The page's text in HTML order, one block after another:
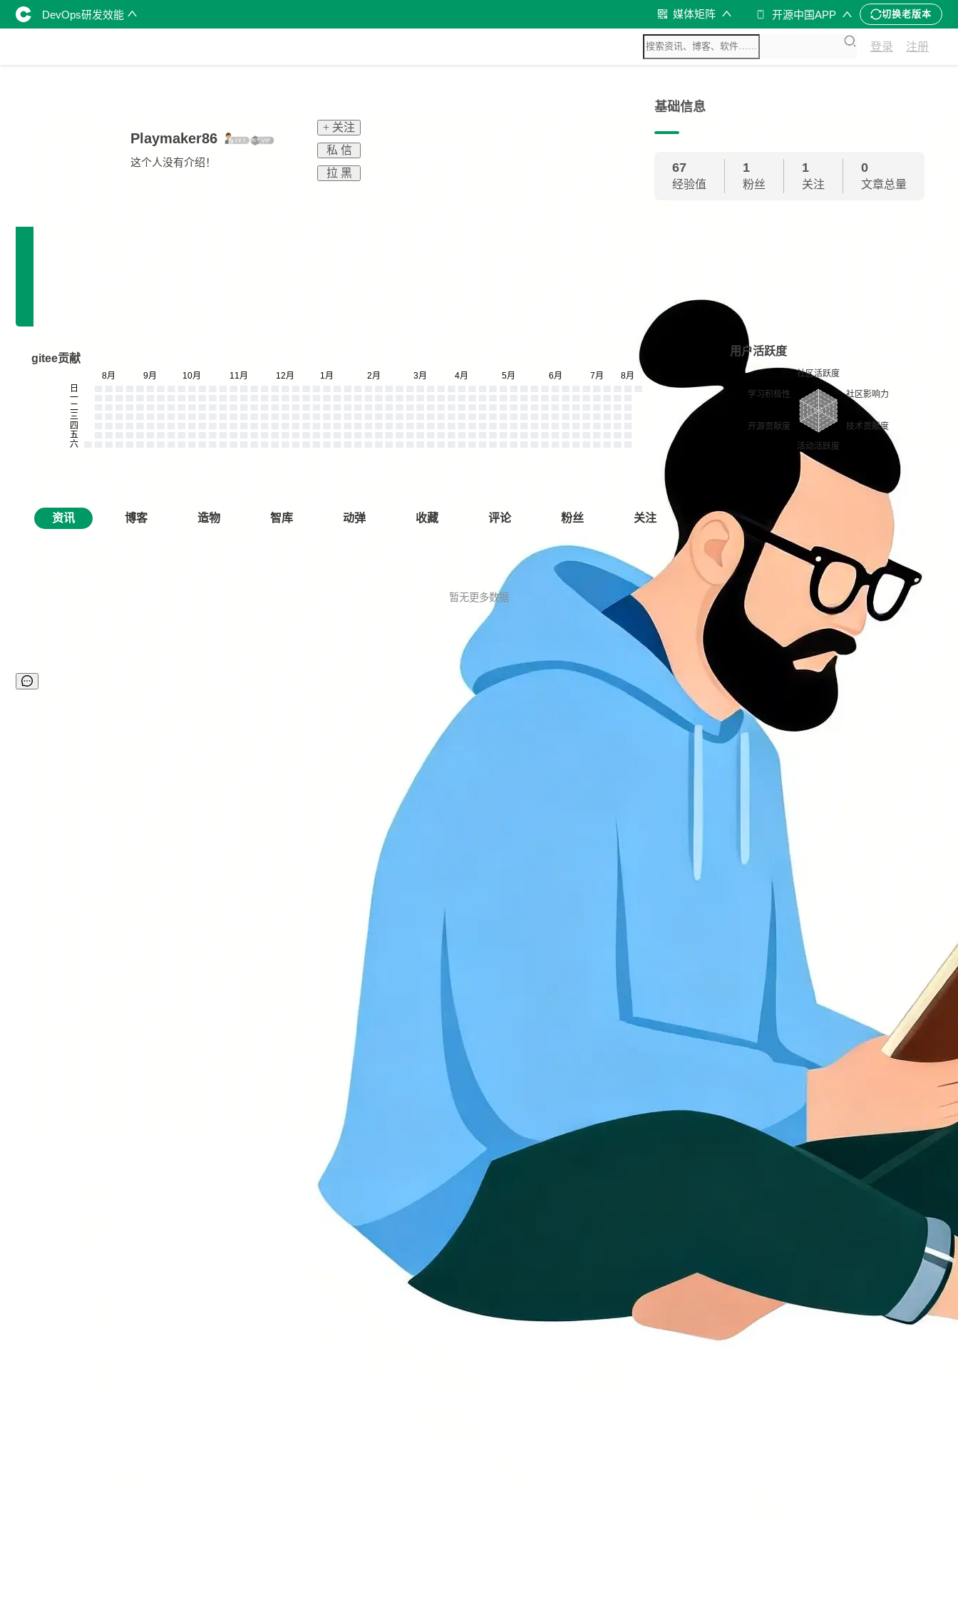
DevOps研发效能 媒体矩阵 开源中国APP 切换老版本
登录 注册
Playmaker86
这个人没有介绍！
+ 关注
私 信
拉 黑
基础信息
67
经验值
1
粉丝
1
关注
0
文章总量
gitee贡献
用户活跃度
资讯 博客 造物 智库 动弹 收藏 评论 粉丝 关注
暂无更多数据